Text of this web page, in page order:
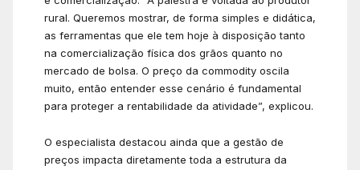
rural. Queremos mostrar, de forma simples e didática,
as ferramentas que ele tem hoje à disposição tanto
na comercialização física dos grãos quanto no
mercado de bolsa. O preço da commodity oscila
muito, então entender esse cenário é fundamental
para proteger a rentabilidade da atividade”, explicou.
O especialista destacou ainda que a gestão de
preços impacta diretamente toda a estrutura da